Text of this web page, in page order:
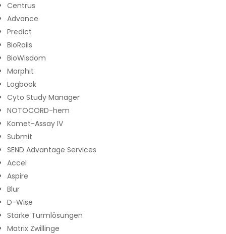
Centrus
Advance
Predict
BioRails
BioWisdom
Morphit
Logbook
Cyto Study Manager
NOTOCORD-hem
Komet-Assay IV
Submit
SEND Advantage Services
Accel
Aspire
Blur
D-Wise
Starke Turmlösungen
Matrix Zwillinge